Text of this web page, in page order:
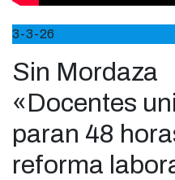
3-3-26
Sin Mordaza
«Docentes
paran 48
reforma